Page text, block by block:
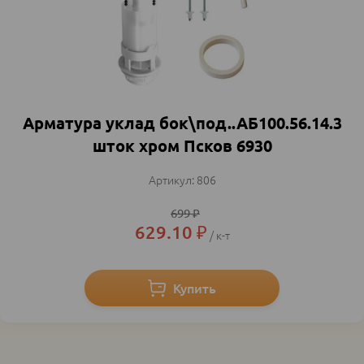
Арматура уклад бок\под..АБ100.56.14.3
шток хром Псков 6930
806
699₽
629.10 ₽ к-т